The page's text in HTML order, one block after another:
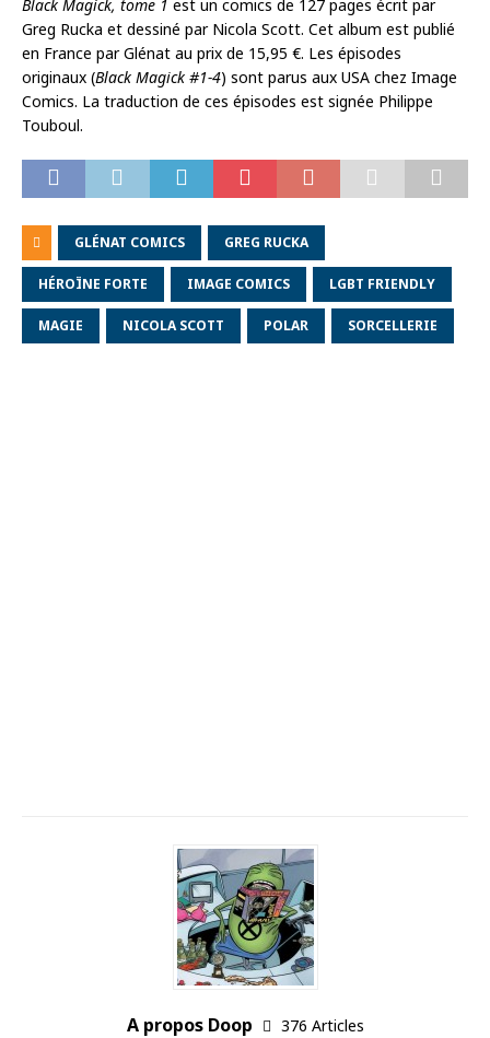
Black Magick, tome 1 est un comics de 127 pages écrit par
Greg Rucka et dessiné par Nicola Scott. Cet album est publié
en France par Glénat au prix de 15,95 €. Les épisodes
originaux (Black Magick #1-4) sont parus aux USA chez Image
Comics. La traduction de ces épisodes est signée Philippe
Touboul.
GLÉNAT COMICS GREG RUCKA
HÉROÏNE FORTE IMAGE COMICS LGBT FRIENDLY
MAGIE NICOLA SCOTT POLAR SORCELLERIE
A propos Doop
376 Articles